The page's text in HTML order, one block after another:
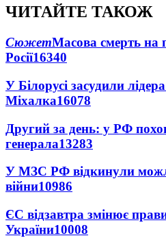
ЧИТАЙТЕ ТАКОЖ
СюжетМасова смерть
Росії16340
У Білорусі засудили
Міхалка16078
Другий за день: у РФ
генерала13283
У МЗС РФ відкинули
війни10986
ЄС відзавтра змінює
України10008